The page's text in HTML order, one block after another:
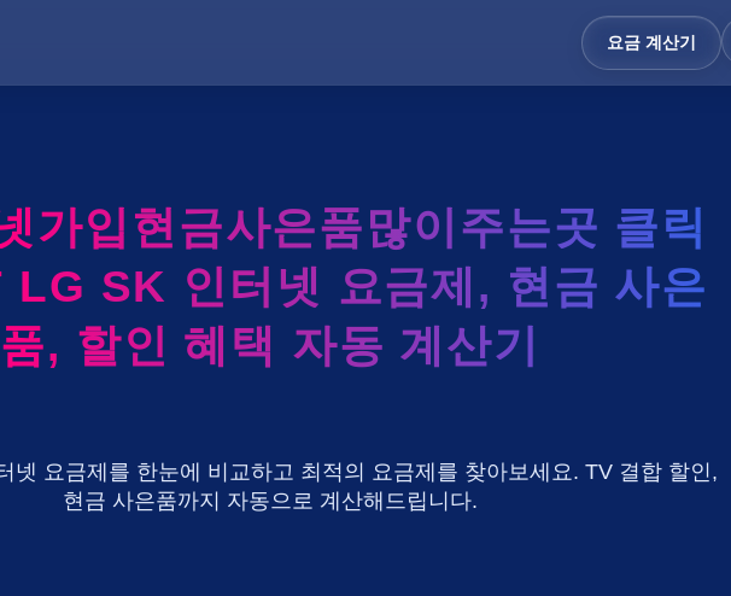
요금 계산기
가입현금사은품많이주는곳 클릭
LG SK 인터넷 요금제, 현금 사은
품, 할인 혜택 자동 계산기
넷 요금제를 한눈에 비교하고 최적의 요금제를 찾아보세요. TV 결합 할인,
현금 사은품까지 자동으로 계산해드립니다.